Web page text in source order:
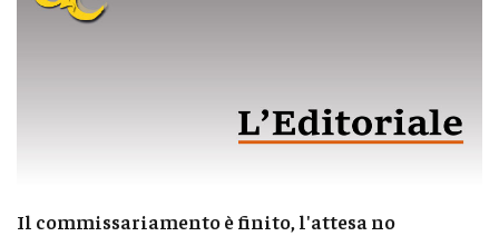
Il commissariamento è finito, l'attesa no